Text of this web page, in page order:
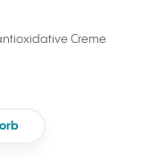
Creme